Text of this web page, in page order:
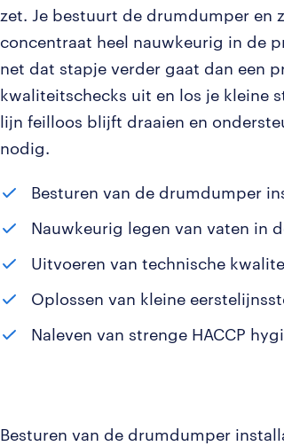
zet. Je bestuurt de drumdumper en
concentraat heel nauwkeurig in de
net dat stapje verder gaat dan een
kwaliteitschecks uit en los je kleine
lijn feilloos blijft draaien en
nodig.
Besturen van de drumdumper
Nauwkeurig legen van vaten in
Uitvoeren van technische
Oplossen van kleine
Naleven van strenge HACCP
Besturen van de drumdumper